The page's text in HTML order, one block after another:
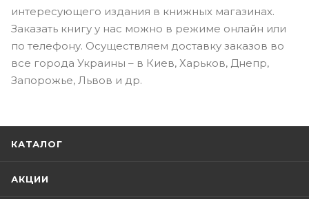
интересующего издания в книжных магазинах.
Заказать книгу у нас можно в режиме онлайн или
по телефону. Осуществляем доставку заказов во
все города Украины – в Киев, Харьков, Днепр,
Запорожье, Львов и др.
КАТАЛОГ
АКЦИИ